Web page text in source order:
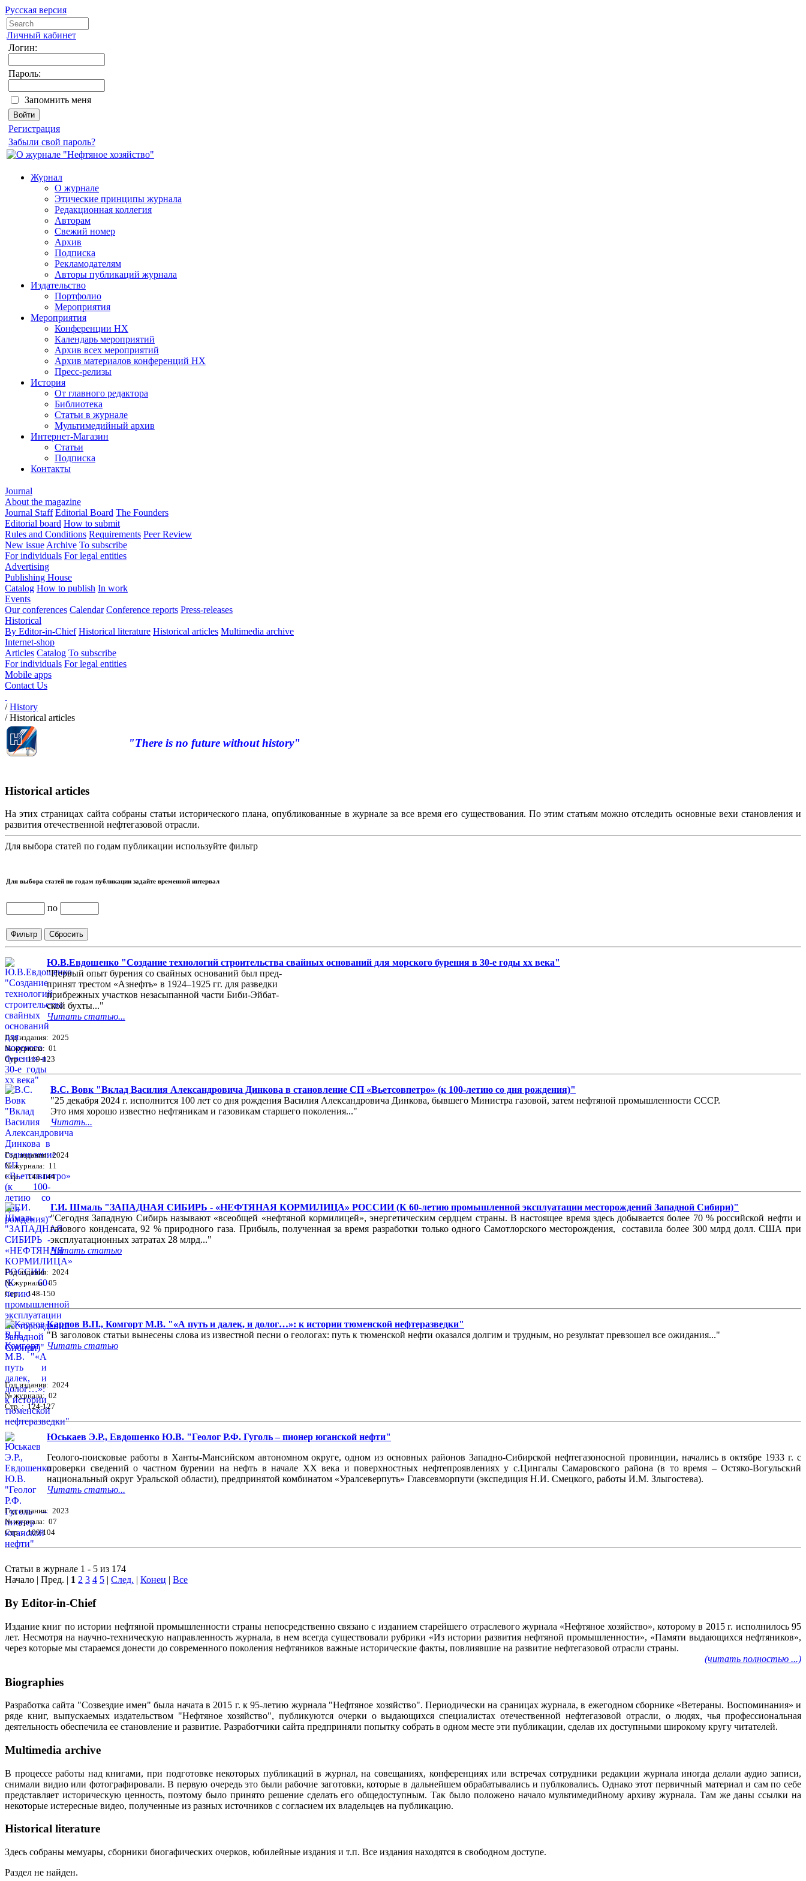
Русская версия
Личный кабинет
Логин:
Пароль:
Запомнить меня
Регистрация
Забыли свой пароль?
Журнал
О журнале
Этические принципы журнала
Редакционная коллегия
Авторам
Свежий номер
Архив
Подписка
Рекламодателям
Авторы публикаций журнала
Издательство
Портфолио
Мероприятия
Мероприятия
Конференции НХ
Календарь мероприятий
Архив всех мероприятий
Архив материалов конференций НХ
Пресс-релизы
История
От главного редактора
Библиотека
Статьи в журнале
Мультимедийный архив
Интернет-Магазин
Статьи
Подписка
Контакты
Journal
About the magazine
Journal Staff Editorial Board The Founders
Editorial board How to submit
Rules and Conditions Requirements Peer Review
New issue Archive To subscribe
For individuals For legal entities
Advertising
Publishing House
Catalog How to publish In work
Events
Our conferences Calendar Conference reports Press-releases
Historical
By Editor-in-Chief Historical literature Historical articles Multimedia archive
Internet-shop
Articles Catalog To subscribe
For individuals For legal entities
Mobile apps
Contact Us
/History
/Historical articles
"There is no future without history"
Historical articles
На этих страницах сайта собраны статьи исторического плана, опубликованные в журнале за все время его существования. По этим статьям можно отследить основные вехи становления и
развития отечественной нефтегазовой отрасли.
Для выбора статей по годам публикации используйте фильтр
Для выбора статей по годам публикации задайте временной интервал
по
Ю.В.Евдошенко "Создание технологий строительства свайных оснований для морского бурения в 30-е годы хх века"
"Первый опыт бурения со свайных оснований был пред-
принят трестом «Азнефть» в 1924–1925 гг. для разведки
прибрежных участков незасыпанной части Биби-Эйбат-
ской бухты..."
Читать статью...
Год издания: 2025
№ журнала: 01
Стр. : 119-123
В.С. Вовк "Вклад Василия Александровича Динкова в становление СП «Вьетсовпетро» (к 100-летию со дня рождения)"
"25 декабря 2024 г. исполнится 100 лет со дня рождения Василия Александровича Динкова, бывшего Министра газовой, затем нефтяной промышленности СССР.
Это имя хорошо известно нефтяникам и газовикам старшего поколения..."
Читать...
Год издания: 2024
№ журнала: 11
Стр. : 141-144
Г.И. Шмаль "ЗАПАДНАЯ СИБИРЬ - «НЕФТЯНАЯ КОРМИЛИЦА» РОССИИ (К 60-летию промышленной эксплуатации месторождений Западной Сибири)"
"Сегодня Западную Сибирь называют «всеобщей «нефтяной кормилицей», энергетическим сердцем страны. В настоящее время здесь добывается более 70 % российской нефти и
газового конденсата, 92 % природного газа. Прибыль, полученная за время разработки только одного Самотлорского месторождения, составила более 300 млрд долл. США при
эксплуатационных затратах 28 млрд..."
Читать статью
Год издания: 2024
№ журнала: 05
Стр. : 148-150
Карпов В.П., Комгорт М.В. "«А путь и далек, и долог…»: к истории тюменской нефтеразведки"
"В заголовок статьи вынесены слова из известной песни о геологах: путь к тюменской нефти оказался долгим и трудным, но результат превзошел все ожидания..."
Читать статью
Год издания: 2024
№ журнала: 02
Стр. : 124-127
Юськаев Э.Р., Евдошенко Ю.В. "Геолог Р.Ф. Гуголь – пионер юганской нефти"
Геолого-поисковые работы в Ханты-Мансийском автономном округе, одном из основных районов Западно-Сибирской нефтегазоносной провинции, начались в октябре 1933 г. с
проверки сведений о частном бурении на нефть в начале ХХ века и поверхностных нефтепроявлениях у с.Цингалы Самаровского района (в то время – Остяко-Вогульский
национальный округ Уральской области), предпринятой комбинатом «Уралсеверпуть» Главсевморпути (экспедиция Н.И. Смецкого, работы И.М. Злыгостева).
Читать статью...
Год издания: 2023
№ журнала: 07
Стр. : 100-104
Статьи в журнале 1 - 5 из 174
Начало | Пред. | 1 2 3 4 5 | След. | Конец | Все
By Editor-in-Chief
Издание книг по истории нефтяной промышленности страны непосредственно связано с изданием старейшего отраслевого журнала «Нефтяное хозяйство», которому в 2015 г. исполнилось 95
лет. Несмотря на научно-техническую направленность журнала, в нем всегда существовали рубрики «Из истории развития нефтяной промышленности», «Памяти выдающихся нефтяников»,
через которые мы стараемся донести до современного поколения нефтяников важные исторические факты, повлиявшие на развитие нефтегазовой отрасли страны.
(читать полностью ...)
Biographies
Разработка сайта "Созвездие имен" была начата в 2015 г. к 95-летию журнала "Нефтяное хозяйство". Периодически на сраницах журнала, в ежегодном сборнике «Ветераны. Воспоминания» и
ряде книг, выпускаемых издательством "Нефтяное хозяйство", публикуются очерки о выдающихся специалистах отечественной нефтегазовой отрасли, о людях, чья профессиональная
деятельность обеспечила ее становление и развитие. Разработчики сайта предприняли попытку собрать в одном месте эти публикации, сделав их доступными широкому кругу читателей.
Multimedia archive
В процессе работы над книгами, при подготовке некоторых публикаций в журнал, на совещаниях, конференциях или встречах сотрудники редакции журнала иногда делали аудио записи,
снимали видио или фотографировали. В первую очередь это были рабочие заготовки, которые в дальнейшем обрабатывались и публковались. Однако этот первичный материал и сам по себе
представляет историческую ценность, поэтому было принято решение сделать его общедоступным. Так было положено начало мультимедийному архиву журнала. Там же даны ссылки на
некоторые истересные видео, полученные из разных источников с согласием их владельцев на публикацию.
Historical literature
Здесь собраны мемуары, сборники биогафических очерков, юбилейные издания и т.п. Все издания находятся в свободном доступе.
Раздел не найден.